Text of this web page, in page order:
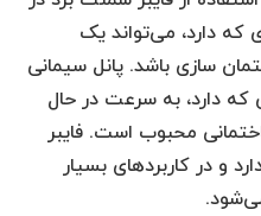
که دارد، می‌تواند یک
سازی باشد. پانل سیمانی
که دارد، به سرعت در حال
محبوب است. فایبر
و در کاربردهای بسیار